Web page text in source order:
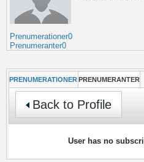
Prenumerationer0
Prenumeranter0
PRENUMERATIONER PRENUMERANTER
Back to Profile
User has no